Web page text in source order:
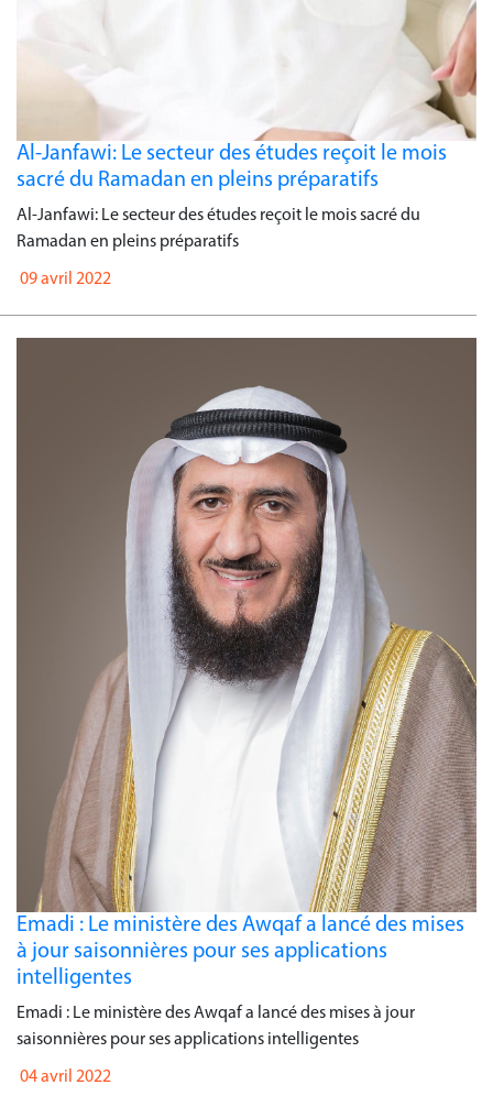
Al-Janfawi: Le secteur des études reçoit le mois
sacré du Ramadan en pleins préparatifs
Al-Janfawi: Le secteur des études reçoit le mois sacré du
Ramadan en pleins préparatifs
09 avril 2022
Emadi : Le ministère des Awqaf a lancé des mises
à jour saisonnières pour ses applications
intelligentes
Emadi : Le ministère des Awqaf a lancé des mises à jour
saisonnières pour ses applications intelligentes
04 avril 2022